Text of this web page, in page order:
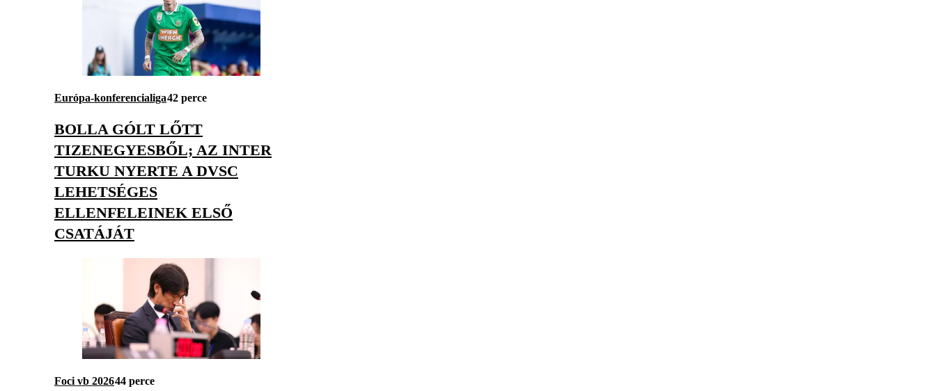
Európa-konferencialiga42 perce
BOLLA GÓLT LŐTT
TIZENEGYESBŐL; AZ INTER
TURKU NYERTE A DVSC
LEHETSÉGES
ELLENFELEINEK ELSŐ
CSATÁJÁT
Foci vb 202644 perce